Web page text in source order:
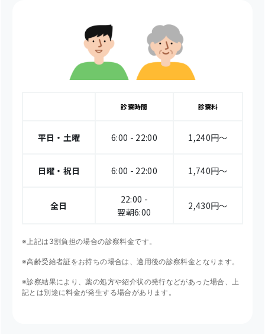
診察時間 診察料
平日・土曜 6:00 - 22:00 1,240円〜
日曜・祝日 6:00 - 22:00 1,740円〜
全日
22:00 -
翌朝6:00
2,430円〜
※上記は3割負担の場合の診察料金です。
※高齢受給者証をお持ちの場合は、適用後の診察料金となります。
※診察結果により、薬の処方や紹介状の発行などがあった場合、上
記とは別途に料金が発生する場合があります。